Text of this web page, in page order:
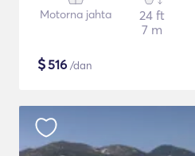
Motorna jahta
24 ft
7 m
$516 /dan